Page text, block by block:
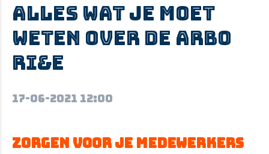
Alles wat je moet
weten over de Arbo
RI&E
17-06-2021 12:00
Zorgen voor je medewerkers